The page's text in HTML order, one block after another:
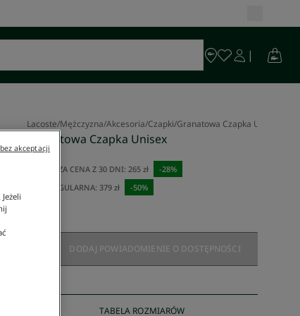
Lacoste/Mężczyzna/Akcesoria/Czapki/Granatowa Czapka Unisex
Granatowa Czapka Unisex
190 zł
NAJNIŻSZA CENA Z 30 DNI: 265 zł -28%
CENA REGULARNA: 379 zł -50%
DODAJ POWIADOMIENIE O DOSTĘPNOŚCI
TABELA ROZMIARÓW
akceptacji